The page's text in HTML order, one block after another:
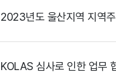
2023년도 울산지역 지역
KOLAS 심사로 인한 업